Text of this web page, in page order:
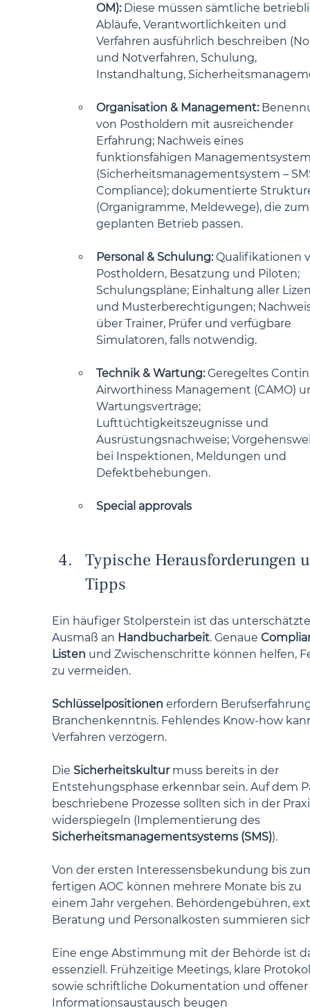
OM): Diese müssen sämtliche
Abläufe, Verantwortlichkeiten und
Verfahren ausführlich beschreiben
und Notverfahren, Schulung,
Instandhaltung,
Organisation & Management:
von Postholdern mit ausreichender
Erfahrung; Nachweis eines
funktionsfähigen
(Sicherheitsmanagementsystem –
Compliance); dokumentierte
(Organigramme, Meldewege), die
geplanten Betrieb passen.
Personal & Schulung: Qualifikationen
Postholdern, Besatzung und Piloten;
Schulungspläne; Einhaltung aller
und Musterberechtigungen;
über Trainer, Prüfer und verfügbare
Simulatoren, falls notwendig.
Technik & Wartung: Geregeltes
Airworthiness Management (CAMO)
Wartungsverträge;
Lufttüchtigkeitszeugnisse und
Ausrüstungsnachweise;
bei Inspektionen, Meldungen und
Defektbehebungen.
Special approvals
Typische Herausforderungen
Tipps
Ein häufiger Stolperstein ist das
Ausmaß an Handbucharbeit. Genaue
Listen und Zwischenschritte können helfen,
zu vermeiden.
Schlüsselpositionen erfordern
Branchenkenntnis. Fehlendes Know-how
Verfahren verzögern.
Die Sicherheitskultur muss bereits in der
Entstehungsphase erkennbar sein. Auf dem
beschriebene Prozesse sollten sich in der
widerspiegeln (Implementierung des
Sicherheitsmanagementsystems (SMS)).
Von der ersten Interessensbekundung bis
fertigen AOC können mehrere Monate bis zu
einem Jahr vergehen. Behördengebühren,
Beratung und Personalkosten summieren
Eine enge Abstimmung mit der Behörde ist
essenziell. Frühzeitige Meetings, klare
sowie schriftliche Dokumentation und offener
Informationsaustausch beugen